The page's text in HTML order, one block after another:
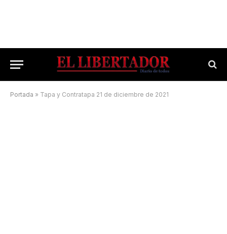
Portada » Tapa y Contratapa 21 de diciembre de 2021